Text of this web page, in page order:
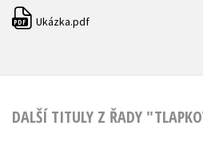
PDF Ukázka.pdf
DALŠÍ TITULY Z ŘADY